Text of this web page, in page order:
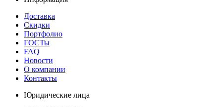
Доставка
Скидки
Портфолио
ГОСТы
FAQ
Новости
О компании
Контакты
Юридические лица